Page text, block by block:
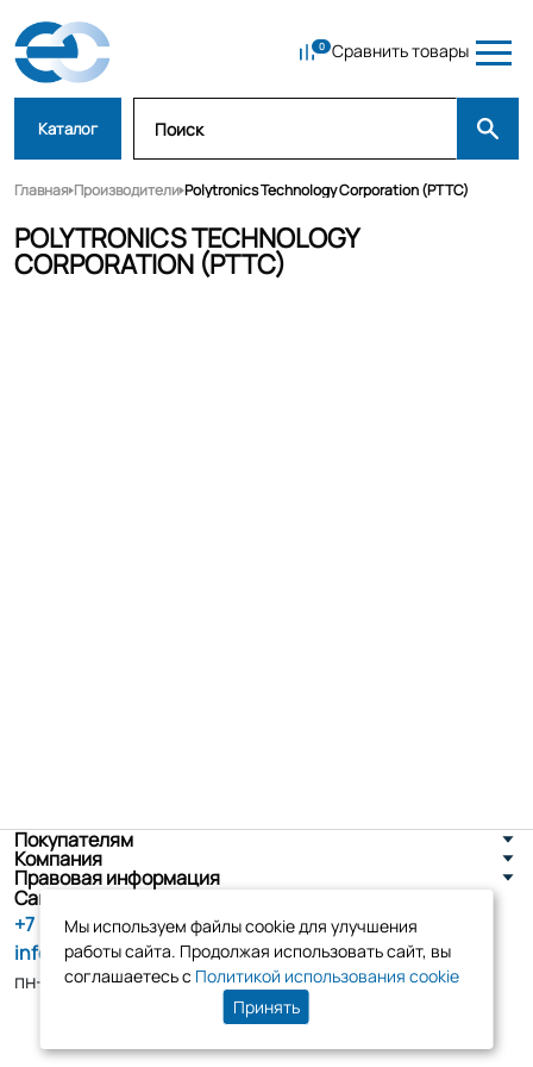
Сравнить товары
Каталог
Главная Производители Polytronics Technology Corporation (PTTC)
POLYTRONICS TECHNOLOGY
CORPORATION (PTTC)
Покупателям
Компания
Правовая информация
Санкт-Петербург, ул. Новоселов д. 8
+7 (800) 555-86-90
info@tk-elko.ru
пн-пт, 10:00 - 18:00
Мы используем файлы cookie для улучшения
работы сайта. Продолжая использовать сайт, вы
соглашаетесь с Политикой использования cookie
Принять